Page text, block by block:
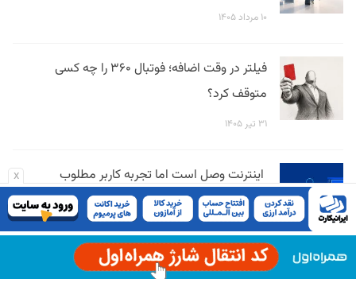
x
۱۰ مرداد ۱۴۰۵
فیلتر در وقت اضافه؛ فوتبال ۳۶۰ را چه کسی
متوقف کرد؟
۳۱ تیر ۱۴۰۵
اینترنت وصل است اما تجربه کاربر مطلوب
نیست
۲۸ تیر ۱۴۰۵